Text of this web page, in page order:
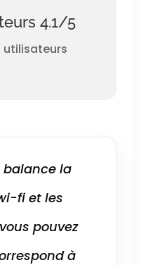
4.1/5
utilisateurs
la
fi et les
pouvez
à